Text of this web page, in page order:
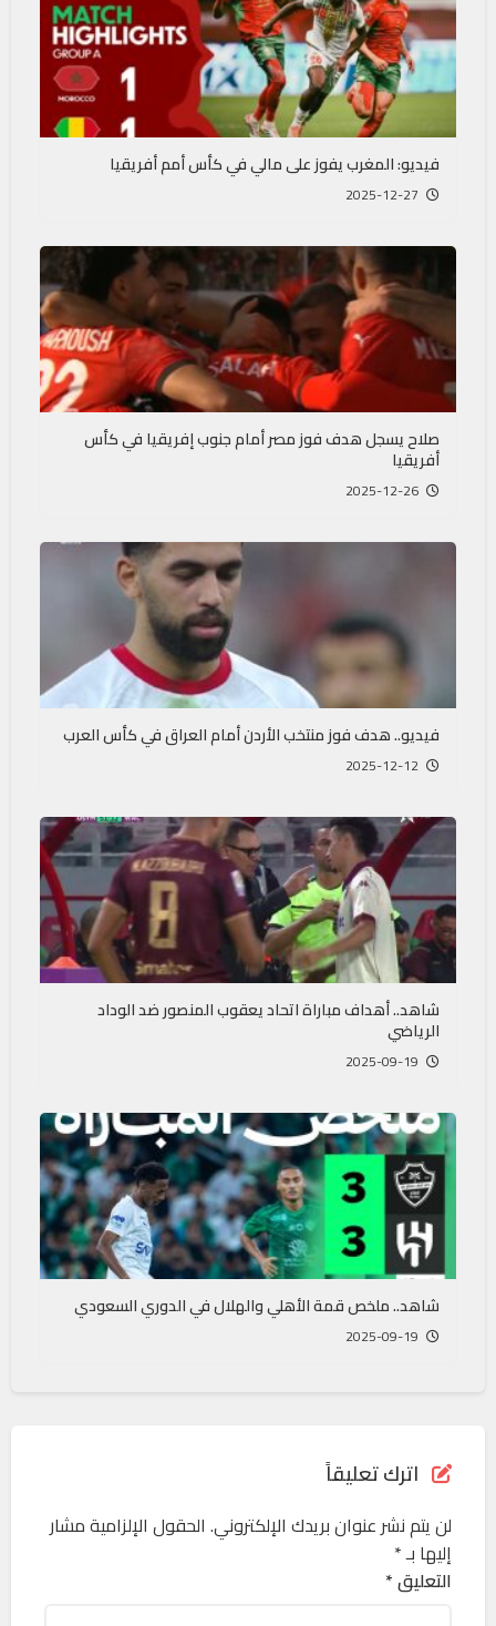
فيديو: المغرب يفوز على مالي في كأس أمم أفريقيا
صلاح يسجل هدف فوز مصر أمام جنوب إفريقيا في كأس
أفريقيا
فيديو.. هدف فوز منتخب الأردن أمام العراق في كأس العرب
شاهد.. أهداف مباراة اتحاد يعقوب المنصور ضد الوداد
الرياضي
شاهد.. ملخص قمة الأهلي والهلال في الدوري السعودي
اترك تعليقاً
لن يتم نشر عنوان بريدك الإلكتروني. الحقول الإلزامية مشار
إليها بـ*
التعليق *